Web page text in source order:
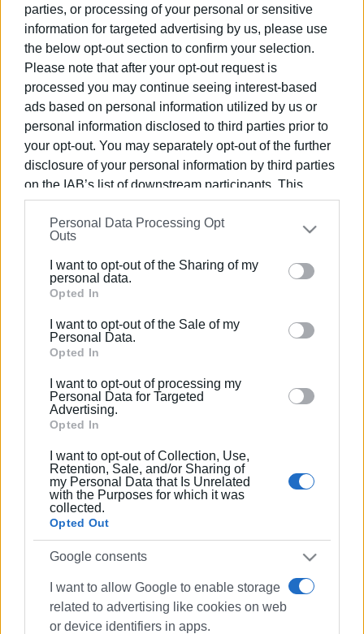
parties, or processing of your personal or sensitive
information for targeted advertising by us, please use
the below opt-out section to confirm your selection.
Please note that after your opt-out request is
processed you may continue seeing interest-based
ads based on personal information utilized by us or
personal information disclosed to third parties prior to
your opt-out. You may separately opt-out of the further
disclosure of your personal information by third parties
on the IAB’s list of downstream participants. This
information may also be disclosed by us to third parties
on theIAB’s List of Downstream Participants
that may
further disclose it to other third parties.
Please note that this website/app uses one or more
Google services and may gather and store information
behaviour. You may click to grant or deny consent to
Google and its third-party tags to use your data for
section.
Personal Data Processing Opt
Outs
I want to opt-out of the Sharing of my
personal data.
Opted In
I want to opt-out of the Sale of my
Personal Data.
Opted In
I want to opt-out of processing my
Personal Data for Targeted
Advertising.
Opted In
I want to opt-out of Collection, Use,
Retention, Sale, and/or Sharing of
my Personal Data that Is Unrelated
with the Purposes for which it was
collected.
Opted Out
Google consents
I want to allow Google to enable storage
related to advertising like cookies on web
or device identifiers in apps.